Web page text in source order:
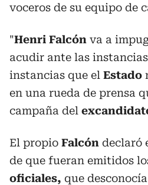
voceros de su equipo de
"Henri Falcón va a
acudir ante las
instancias que el Estado
en una rueda de prensa
campaña del
El propio Falcón declaró
de que fueran emitidos
oficiales, que